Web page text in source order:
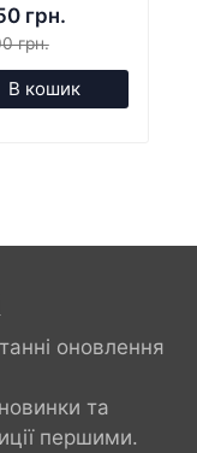
грн.
грн.
В кошик
оновлення
та
першими.